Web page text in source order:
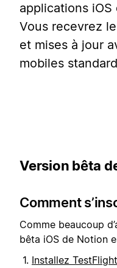
applications
Vous recevrez
et mises à jour
mobiles
Version bêta
Comment
Comme beaucoup
bêta iOS de Notion
Installez TestFlight